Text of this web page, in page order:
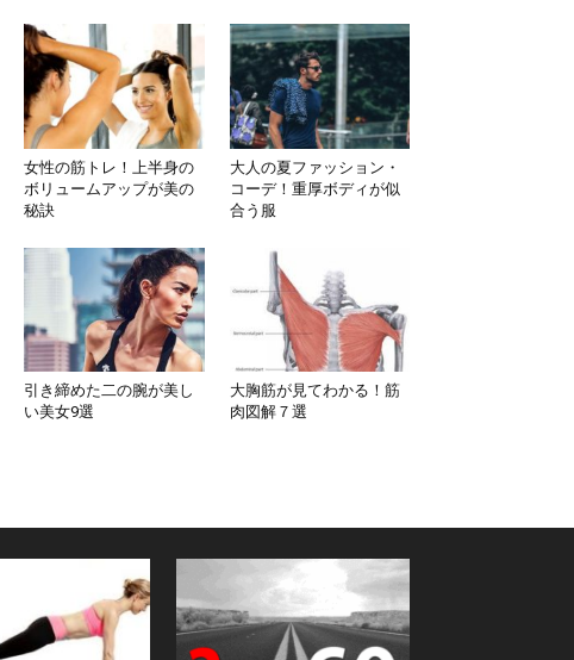
女性の筋トレ！上半身の
ボリュームアップが美の
秘訣
大人の夏ファッション・
コーデ！重厚ボディが似
合う服
引き締めた二の腕が美し
い美女9選
大胸筋が見てわかる！筋
肉図解７選